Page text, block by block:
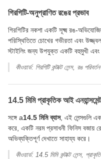
গিরগিটি-অনুপ্রাণিত রঙের প্রভাব
গিরগিটির নকশা একটি সূক্ষ্ম রঙ-
পরিস্থিতিতে চোখের গভীরতা এবং
স্টাইলিং জন্য উপযুক্ত একটি বহুমুখী এবং
কীওয়ার্ড: গিরগিটি কন্টাক্ট লেন্স, রঙ
14.5 মিমি প্রাকৃতিক আই এনহান্সমেন্ট
সঙ্গে a14.5 মিমি ব্যাস, এই লেন্সগুলি
করে, একটি নরম প্রসাধনী ফিনিস বজায়
অভিব্যক্তিপূর্ণ দেখাতে সাহায্য করে।
কীওয়ার্ড: 14.5 মিমি কন্টাক্ট লেন্স,